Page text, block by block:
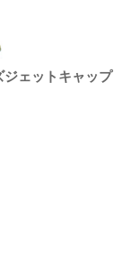
ジェットキャップ